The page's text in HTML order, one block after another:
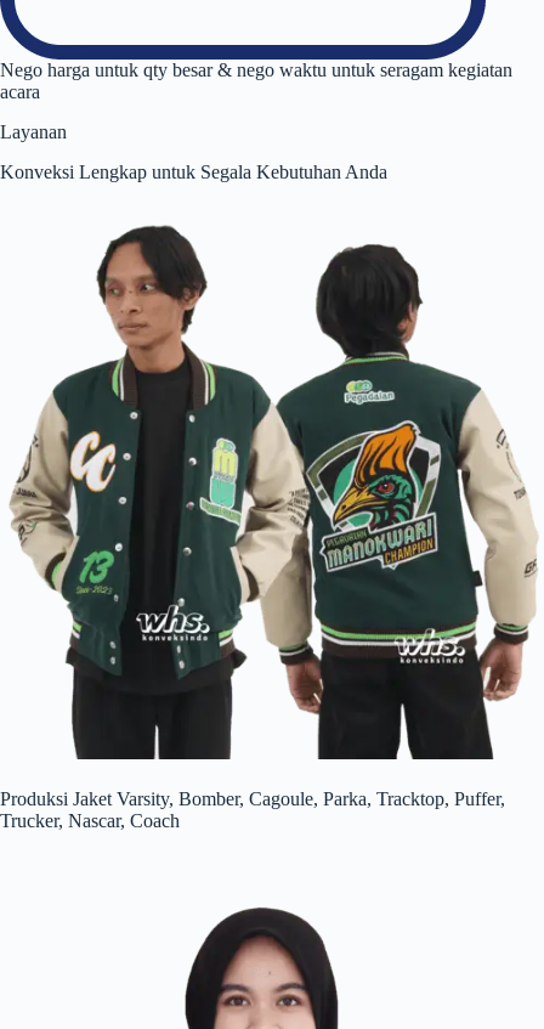
Nego harga untuk qty besar & nego waktu untuk seragam kegiatan
acara
Layanan
Konveksi Lengkap untuk Segala Kebutuhan Anda
Produksi Jaket Varsity, Bomber, Cagoule, Parka, Tracktop, Puffer,
Trucker, Nascar, Coach